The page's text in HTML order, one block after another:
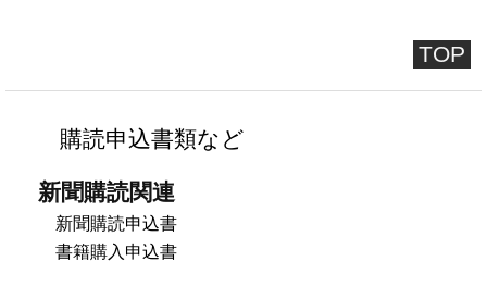
TOP
購読申込書類など
新聞購読関連
新聞購読申込書
書籍購入申込書